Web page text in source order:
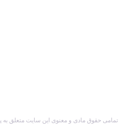
تمامی حقوق مادی و معنوی این سایت متعلق